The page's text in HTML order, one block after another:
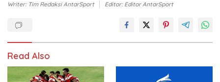
Writer: Tim Redaksi AntarSport Editor: Editor AntarSport
Read Also